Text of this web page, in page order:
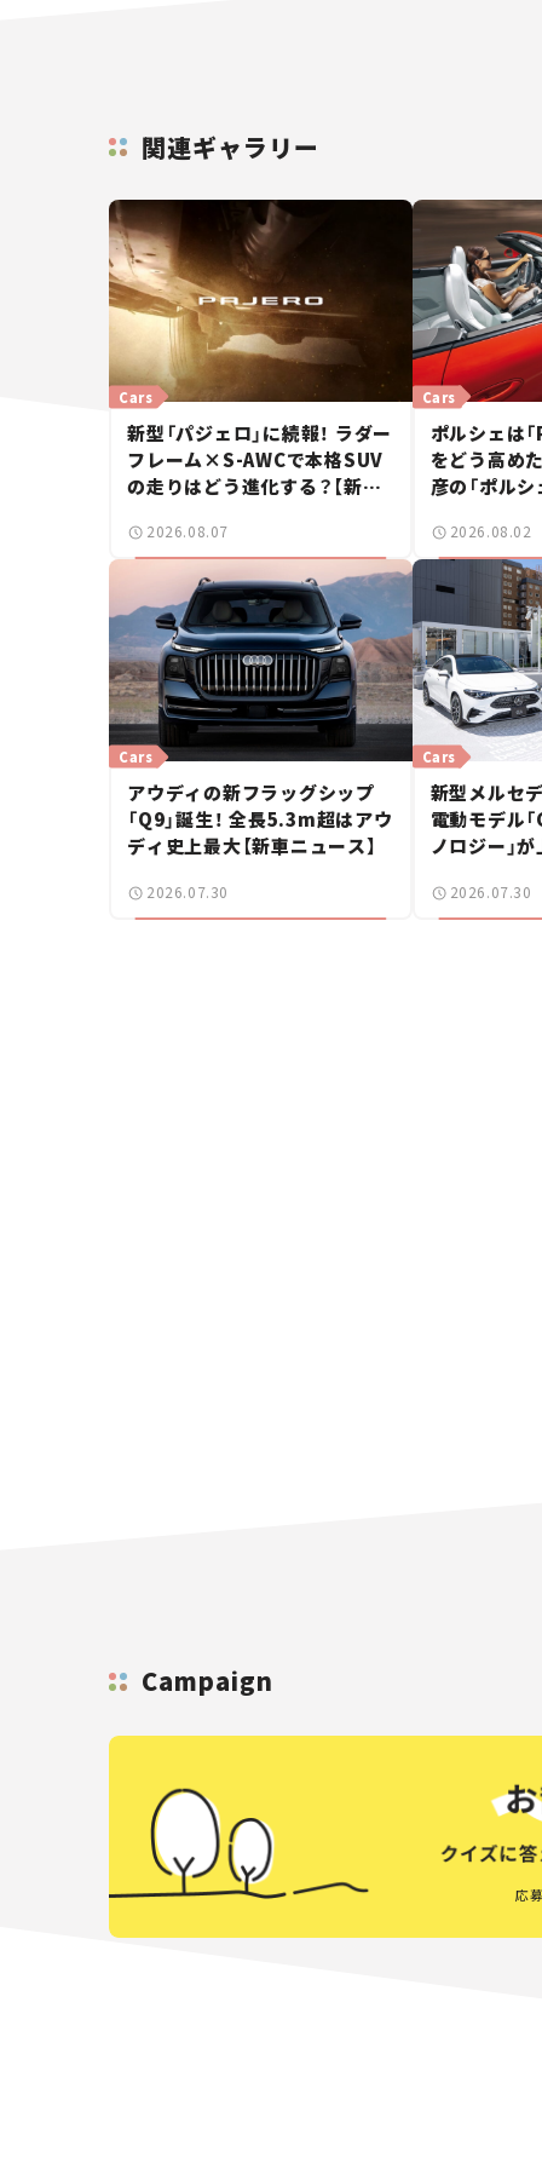
関連ギャラリー
Cars
新型「パジェロ」に続報！ ラダー
フレーム×S-AWCで本格SUV
の走りはどう進化する？【新車
2026.08.07
Cars
ポルシェは
をどう高め
彦の「ポル
2026.08.02
Cars
アウディの新フラッグシップ
「Q9」誕生！ 全長5.3m超はアウ
ディ史上最大【新車ニュース】
2026.07.30
Cars
新型メルセ
電動モデル
ノロジー」
ース】
2026.07.30
Campaign
応